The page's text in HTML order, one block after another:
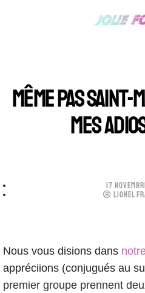
MÊME PAS SAINT-
MES
17
LIONEL
Nous vous disions dans
appréciions (conjugués au
premier groupe prennent